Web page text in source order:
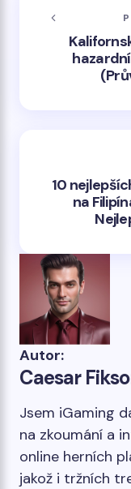
10
na
Autor:
Caesar
Jsem iGaming
na zkoumání a
online herních
jakož i tržních